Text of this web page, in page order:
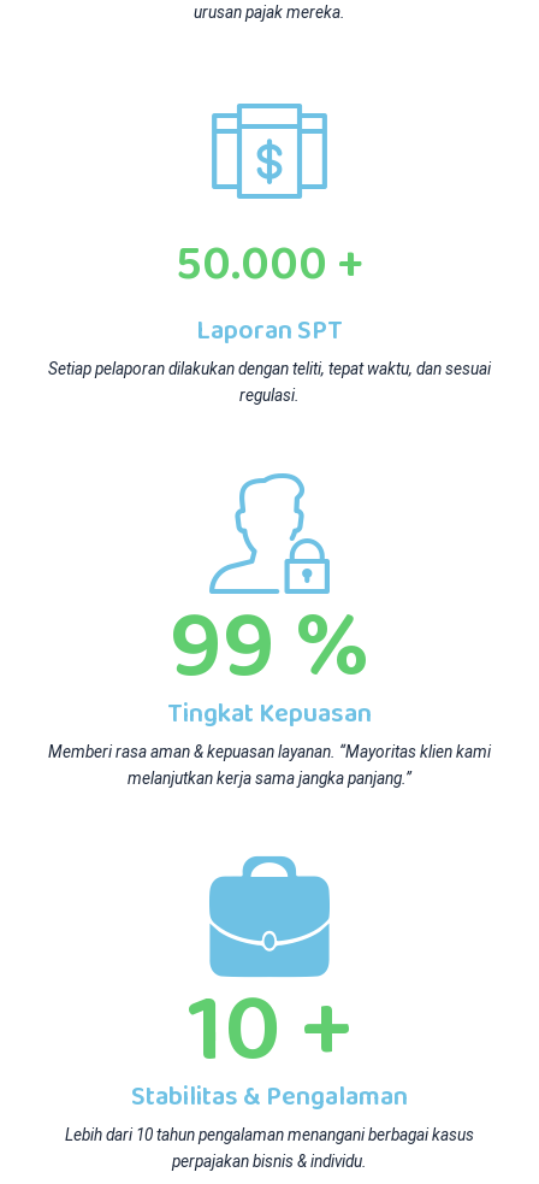
urusan pajak mereka.
50.000+
Laporan SPT
Setiap pelaporan dilakukan dengan teliti, tepat waktu, dan sesuai
regulasi.
99%
Tingkat Kepuasan
Memberi rasa aman & kepuasan layanan. “Mayoritas klien kami
melanjutkan kerja sama jangka panjang.”
10+
Stabilitas & Pengalaman
Lebih dari 10 tahun pengalaman menangani berbagai kasus
perpajakan bisnis & individu.